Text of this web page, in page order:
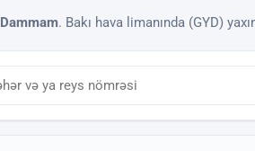
Dammam. Bakı hava limanında (GYD)